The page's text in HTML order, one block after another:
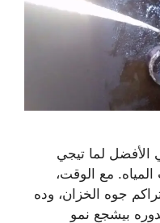
لما تيجي
مع الوقت،
جوه الخزان، وده
بيشجع نمو